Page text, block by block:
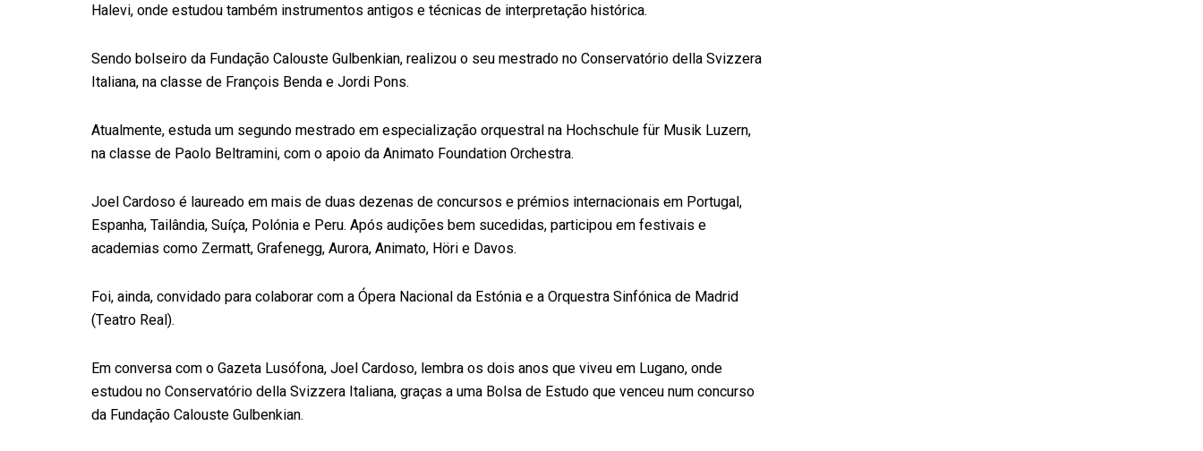
Halevi, onde estudou também instrumentos antigos e técnicas de interpretação histórica.
Sendo bolseiro da Fundação Calouste Gulbenkian, realizou o seu mestrado no Conservatório della Svizzera
Italiana, na classe de François Benda e Jordi Pons.
Atualmente, estuda um segundo mestrado em especialização orquestral na Hochschule für Musik Luzern,
na classe de Paolo Beltramini, com o apoio da Animato Foundation Orchestra.
Joel Cardoso é laureado em mais de duas dezenas de concursos e prémios internacionais em Portugal,
Espanha, Tailândia, Suíça, Polónia e Peru. Após audições bem sucedidas, participou em festivais e
academias como Zermatt, Grafenegg, Aurora, Animato, Höri e Davos.
Foi, ainda, convidado para colaborar com a Ópera Nacional da Estónia e a Orquestra Sinfónica de Madrid
(Teatro Real).
Em conversa com o Gazeta Lusófona, Joel Cardoso, lembra os dois anos que viveu em Lugano, onde
estudou no Conservatório della Svizzera Italiana, graças a uma Bolsa de Estudo que venceu num concurso
da Fundação Calouste Gulbenkian.